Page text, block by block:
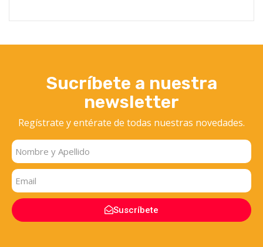
Sucríbete a nuestra
newsletter
Regístrate y entérate de todas nuestras novedades.
Suscríbete